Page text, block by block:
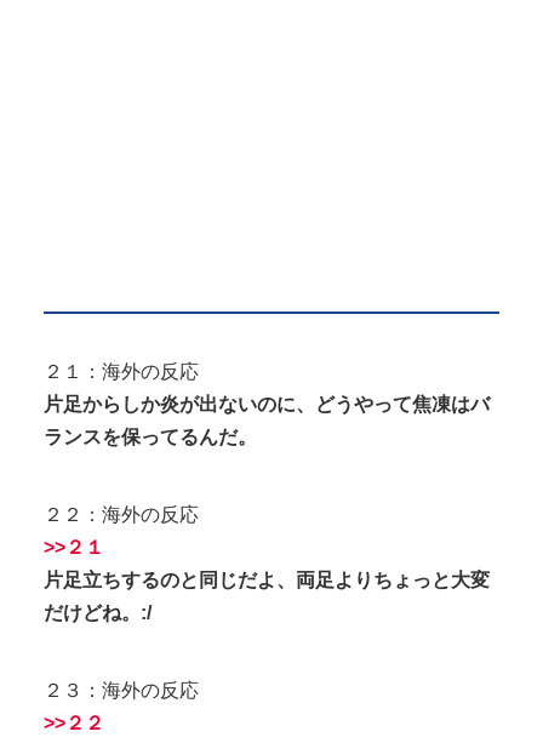
２１：海外の反応
片足からしか炎が出ないのに、どうやって焦凍はバ
ランスを保ってるんだ。
２２：海外の反応
>>２１
片足立ちするのと同じだよ、両足よりちょっと大変
だけどね。:/
２３：海外の反応
>>２２